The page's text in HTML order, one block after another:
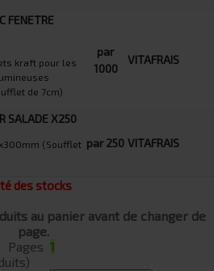
FENETRE
kraft pour les
de 7cm)
par
1000
VITAFRAIS
SALADE X250
(Soufflet par 250 VITAFRAIS
des stocks
au panier avant de changer de
page.
Pages 1